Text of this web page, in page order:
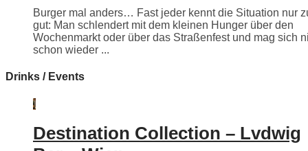
Burger mal anders… Fast jeder kennt die Situation nur
gut: Man schlendert mit dem kleinen Hunger über den
Wochenmarkt oder über das Straßenfest und mag sich
schon wieder ...
Drinks / Events
Destination Collection – Lvdwig